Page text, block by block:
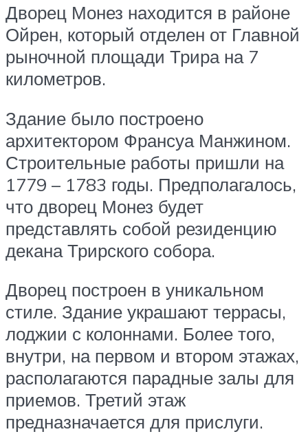
Дворец Монез находится в районе
Ойрен, который отделен от Главной
рыночной площади Трира на 7
километров.
Здание было построено
архитектором Франсуа Манжином.
Строительные работы пришли на
1779 – 1783 годы. Предполагалось,
что дворец Монез будет
представлять собой резиденцию
декана Трирского собора.
Дворец построен в уникальном
стиле. Здание украшают террасы,
лоджии с колоннами. Более того,
внутри, на первом и втором этажах,
располагаются парадные залы для
приемов. Третий этаж
предназначается для прислуги.